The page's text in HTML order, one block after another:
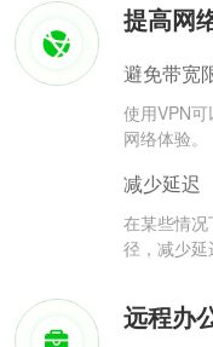
提高网
避免带宽
使用VPN
网络体验。
减少延迟
在某些情
径，减少延
远程办